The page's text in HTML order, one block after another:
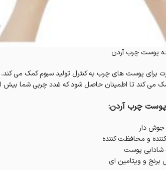
پوست چرب آردن
برای پوست های چرب به کنترل تولید سبوم کمک می
کند تا اطمینان حاصل شود که غدد چربی شما بیش از
پوست چرب آردن:
دار
و محافظت کننده
شادابی پوست
و ویتامین ای